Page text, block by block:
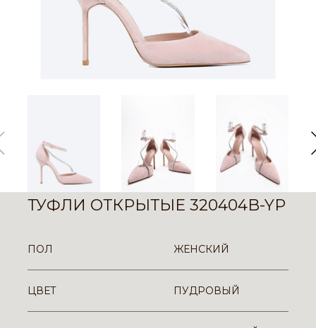
ТУФЛИ ОТКРЫТЫЕ 320404B-YP
ПОЛ ЖЕНСКИЙ
ЦВЕТ ПУДРОВЫЙ